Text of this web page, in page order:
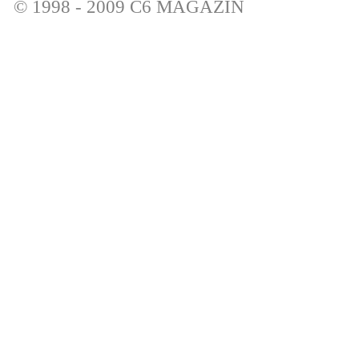
© 1998 - 2009 C6 MAGAZIN